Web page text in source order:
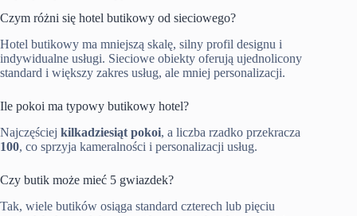
Czym różni się hotel butikowy od sieciowego?
Hotel butikowy ma mniejszą skalę, silny profil designu i
indywidualne usługi. Sieciowe obiekty oferują ujednolicony
standard i większy zakres usług, ale mniej personalizacji.
Ile pokoi ma typowy butikowy hotel?
Najczęściej kilkadziesiąt pokoi, a liczba rzadko przekracza
100, co sprzyja kameralności i personalizacji usług.
Czy butik może mieć 5 gwiazdek?
Tak, wiele butików osiąga standard czterech lub pięciu